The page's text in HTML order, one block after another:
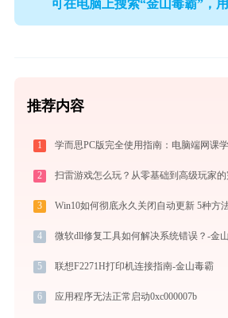
可在电脑上搜索“金山毒霸”，
推荐内容
1
2
3
4 微软dll修复工具如何解决系统错误？-金
5 联想F2271H打印机连接指南-金山毒霸
6 应用程序无法正常启动0xc000007b